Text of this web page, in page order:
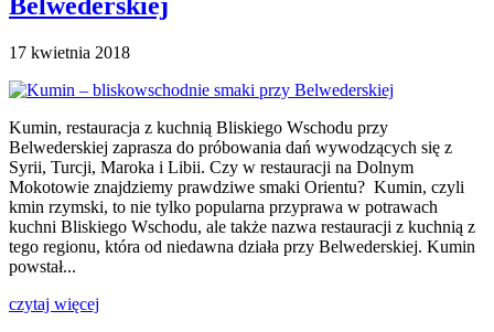
17 kwietnia 2018
Kumin, restauracja z kuchnią Bliskiego Wschodu przy
Belwederskiej zaprasza do próbowania dań wywodzących się z
Syrii, Turcji, Maroka i Libii. Czy w restauracji na Dolnym
Mokotowie znajdziemy prawdziwe smaki Orientu? Kumin, czyli
kmin rzymski, to nie tylko popularna przyprawa w potrawach
kuchni Bliskiego Wschodu, ale także nazwa restauracji z kuchnią z
tego regionu, która od niedawna działa przy Belwederskiej. Kumin
powstał...
czytaj więcej